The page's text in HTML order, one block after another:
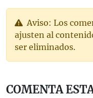
Aviso: Los
ajusten al
ser eliminados.
COMENTA